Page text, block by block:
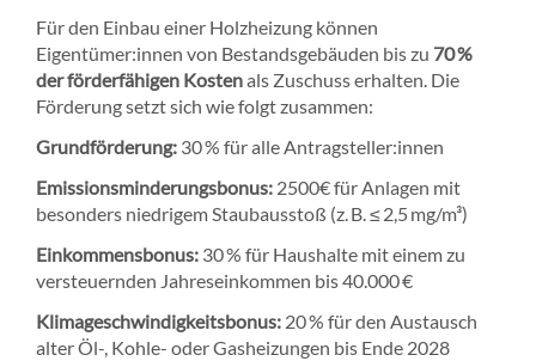
Für den Einbau einer Holzheizung können
Eigentümer:innen von Bestandsgebäuden bis zu 70 %
der förderfähigen Kostenals Zuschuss erhalten. Die
Förderung setzt sich wie folgt zusammen:
Grundförderung: 30 % für alle Antragsteller:innen
Emissionsminderungsbonus: 2500€ für Anlagen mit
besonders niedrigem Staubausstoß (z. B. ≤ 2,5 mg/m³)
Einkommensbonus: 30 % für Haushalte mit einem zu
versteuernden Jahreseinkommen bis 40.000 €
Klimageschwindigkeitsbonus: 20 % für den Austausch
alter Öl-, Kohle- oder Gasheizungen bis Ende 2028